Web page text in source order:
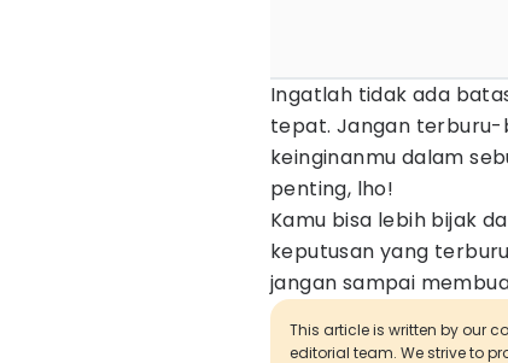
Ingatlah tidak ada
tepat. Jangan terburu-
keinginanmu dalam
penting, lho!
Kamu bisa lebih bijak
keputusan yang
jangan sampai
This article is written by our
editorial team. We strive to